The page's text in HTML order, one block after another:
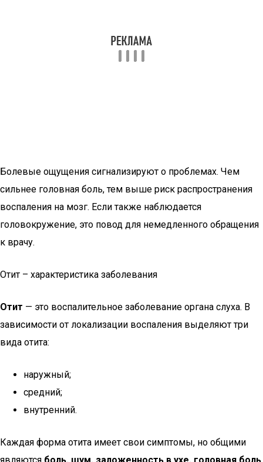
Болевые ощущения сигнализируют о проблемах. Чем
сильнее головная боль, тем выше риск распространения
воспаления на мозг. Если также наблюдается
головокружение, это повод для немедленного обращения
к врачу.
Отит – характеристика заболевания
Отит — это воспалительное заболевание органа слуха. В
зависимости от локализации воспаления выделяют три
вида отита:
наружный;
средний;
внутренний.
Каждая форма отита имеет свои симптомы, но общими